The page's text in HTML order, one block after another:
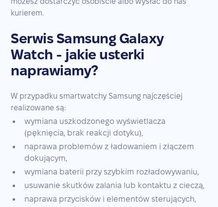
kurierem.
Serwis Samsung Galaxy
Watch - jakie usterki
naprawiamy?
W przypadku smartwatchy Samsung najczęściej
realizowane są:
wymiana uszkodzonego wyświetlacza
(pęknięcia, brak reakcji dotyku),
naprawa problemów z ładowaniem i złączem
dokującym,
wymiana baterii przy szybkim rozładowywaniu,
usuwanie skutków zalania lub kontaktu z cieczą,
naprawa przycisków i elementów sterujących,